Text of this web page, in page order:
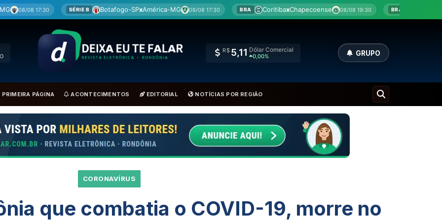
SÉRIE B Botafogo-SPxAmérica-MG 08/08 17:30 BRA Coritibax Chapecoense 08/08 19:30 BRA Botafogo x Fluminense
R$ 5,11 Dólar Comercial
0,00% GRUPO
PRIMEIRA PÁGINA ACONTECIMENTOS EDITORIAL NOTÍCIAS POR REGIÃO
CORONAVÍRUS
que combatia o COVID-19, morre no